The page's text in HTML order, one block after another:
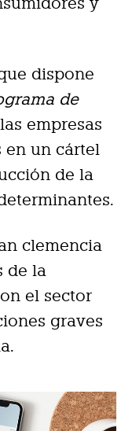
dispone
de
empresas
en un cártel
de la
clemencia
de la
el sector
graves